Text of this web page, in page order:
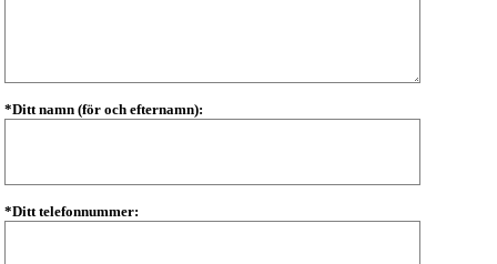
*Ditt namn (för och efternamn):
*Ditt telefonnummer: